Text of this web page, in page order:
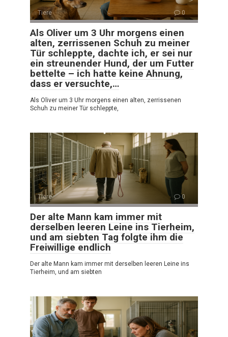
Tiere 0
Als Oliver um 3 Uhr morgens einen
alten, zerrissenen Schuh zu meiner
Tür schleppte, dachte ich, er sei nur
ein streunender Hund, der um Futter
bettelte – ich hatte keine Ahnung,
dass er versuchte,…
Als Oliver um 3 Uhr morgens einen alten, zerrissenen
Schuh zu meiner Tür schleppte,
Tiere 0
Der alte Mann kam immer mit
derselben leeren Leine ins Tierheim,
und am siebten Tag folgte ihm die
Freiwillige endlich
Der alte Mann kam immer mit derselben leeren Leine ins
Tierheim, und am siebten